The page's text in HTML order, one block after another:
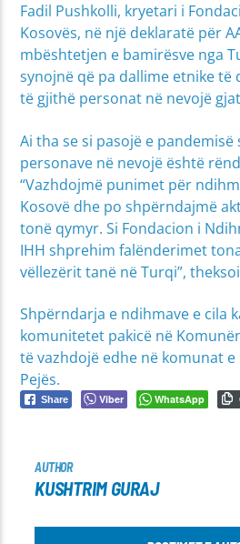
Fadil Pushkolli, kryetari i
Kosovës, në një deklaratë për
mbështetjen e bamirësve nga
synojnë që pa dallime etnike
të gjithë personat në nevojë
Ai tha se si pasojë e
personave në nevojë është
“Vazhdojmë punimet për
Kosovë dhe po shpërndajmë
tonë qymyr. Si Fondacion i
IHH shprehim falënderimet
vëllezërit tanë në Turqi”,
Shpërndarja e ndihmave e cila
komunitetet pakicë në
të vazhdojë edhe në komunat
Pejës.
Share Viber WhatsApp
AUTHOR
KUSHTRIM GURAJ